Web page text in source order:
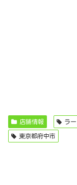
店舗情報 ラ
東京都府中市